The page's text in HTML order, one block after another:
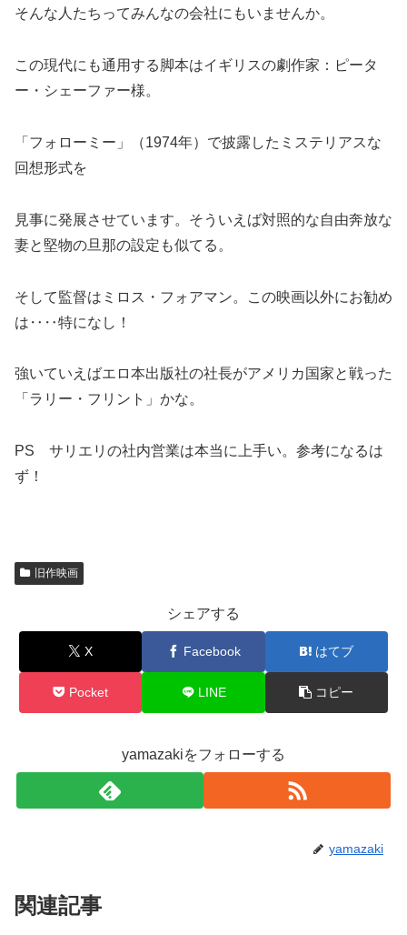
そんな人たちってみんなの会社にもいませんか。
この現代にも通用する脚本はイギリスの劇作家：ピータ
ー・シェーファー様。
「フォローミー」（1974年）で披露したミステリアスな
回想形式を
見事に発展させています。そういえば対照的な自由奔放な
妻と堅物の旦那の設定も似てる。
そして監督はミロス・フォアマン。この映画以外にお勧め
は‥‥特になし！
強いていえばエロ本出版社の社長がアメリカ国家と戦った
「ラリー・フリント」かな。
PS サリエリの社内営業は本当に上手い。参考になるは
ず！
旧作映画
シェアする
X Facebook はてブ
Pocket LINE コピー
yamazakiをフォローする
yamazaki
関連記事